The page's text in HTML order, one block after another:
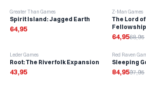
Greater Than Games
Spirit Island: Jagged Earth
64,95
-6%
Z-Man Games
The Lord
Fellowship
64,9568,95
Leder Games
Root: The Riverfolk Expansion
43,95
-13%
Red Raven
Sleeping
84,9597,95